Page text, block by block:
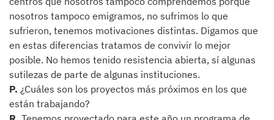
nosotros tampoco emigramos, no sufrimos lo que
sufrieron, tenemos motivaciones distintas. Digamos que
en estas diferencias tratamos de convivir lo mejor
posible. No hemos tenido resistencia abierta, sí algunas
sutilezas de parte de algunas instituciones.
P. ¿Cuáles son los proyectos más próximos en los que
están trabajando?